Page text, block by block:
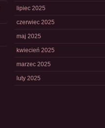
lipiec 2025
czerwiec 2025
maj 2025
kwiecień 2025
marzec 2025
luty 2025